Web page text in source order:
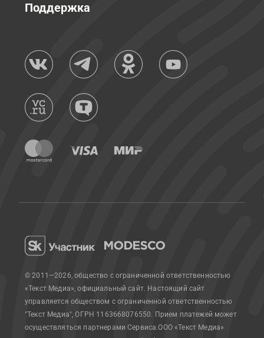
Поддержка
© 2011—2026, общество с ограниченной ответственностью
«Текст Медиа», официальный сайт. Настоящий сайт
управляется обществом с ограниченной ответственностью
"Текст Медиа", ОГРН 1163668076550. Прием платежей может
осуществляться партнерами Сервиса.ООО «Текст Медиа»